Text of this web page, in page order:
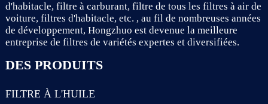
d'habitacle, filtre à carburant, filtre de tous les filtres à air de
voiture, filtres d'habitacle, etc. , au fil de nombreuses années
de développement, Hongzhuo est devenue la meilleure
entreprise de filtres de variétés expertes et diversifiées.
DES PRODUITS
FILTRE À L'HUILE